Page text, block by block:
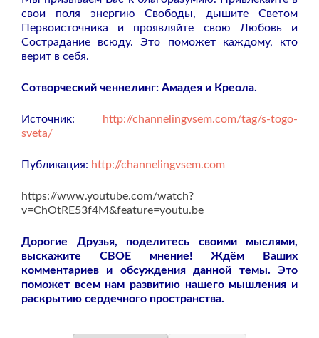
свои поля энергию Свободы, дышите Светом
Первоисточника и проявляйте свою Любовь и
Сострадание всюду. Это поможет каждому, кто
верит в себя.
Сотворческий ченнелинг: Амадея и Креола.
Источник:
http://channelingvsem.com/tag/s-togo-
sveta/
Публикация: http://channelingvsem.com
https://www.youtube.com/watch?
v=ChOtRE53f4M&feature=youtu.be
Дорогие Друзья, поделитесь своими мыслями,
выскажите СВОЕ мнение! Ждём Ваших
комментариев и обсуждения данной темы. Это
поможет всем нам развитию нашего мышления и
раскрытию сердечного пространства.